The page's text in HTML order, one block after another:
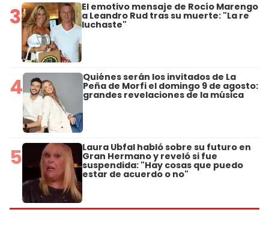
3 El emotivo mensaje de Rocío Marengo
a Leandro Rud tras su muerte: "La re
luchaste"
4 Quiénes serán los invitados de La
Peña de Morfi el domingo 9 de agosto:
grandes revelaciones de la música
5 Laura Ubfal habló sobre su futuro en
Gran Hermano y reveló si fue
suspendida: "Hay cosas que puedo
estar de acuerdo o no"